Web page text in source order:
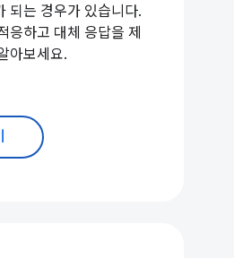
되는 경우가 있습니다.
응하고 대체 응답을 제
아보세요.